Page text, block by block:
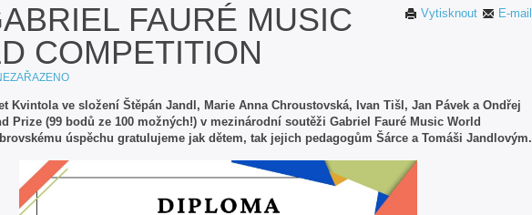
E-mail
Vytisknout
FAURÉ MUSIC
COMPETITION
Kvintola ve složení Štěpán Jandl, Marie Anna Chroustovská, Ivan Tišl, Jan Pávek a Ondřej
Prize (99 bodů ze 100 možných!) v mezinárodní soutěži Gabriel Fauré Music World
úspěchu gratulujeme jak dětem, tak jejich pedagogům Šárce a Tomáši Jandlovým.